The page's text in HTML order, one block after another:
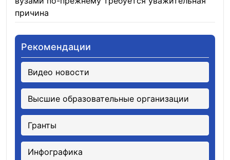
причина
Рекомендации
Видео новости
Высшие образовательные организации
Гранты
Инфографика